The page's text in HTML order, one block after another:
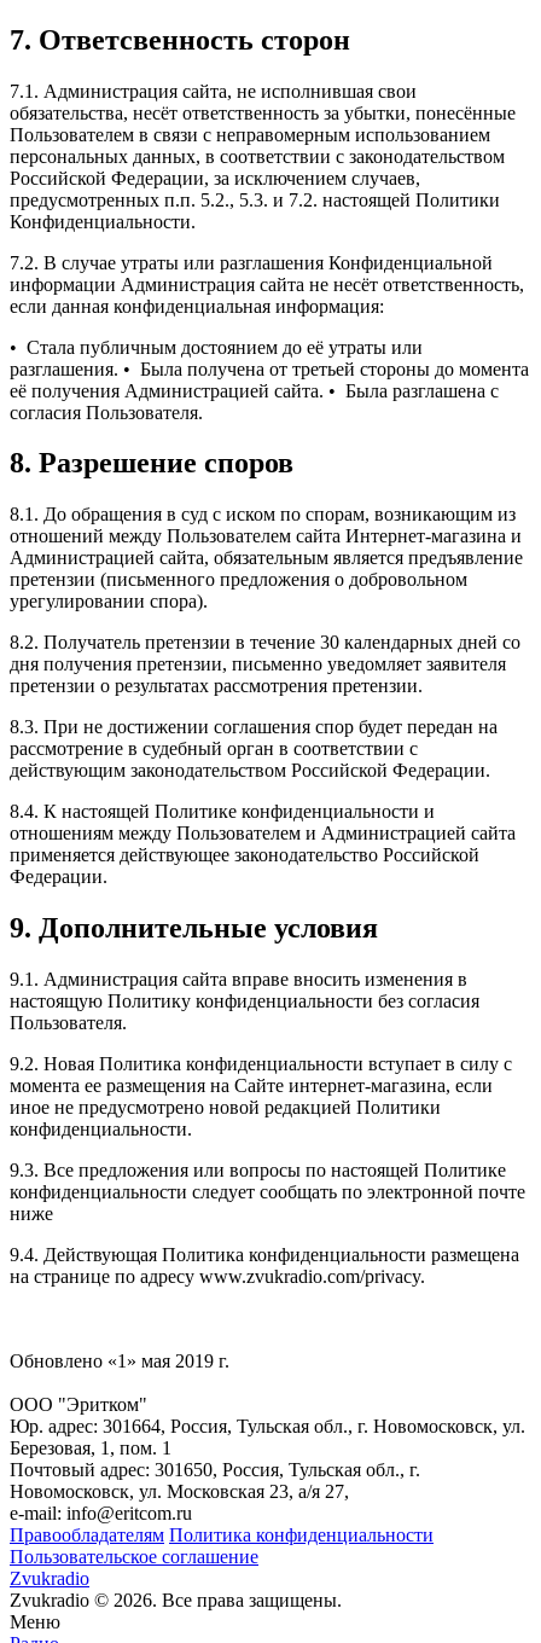
7. Ответсвенность сторон
7.1. Администрация сайта, не исполнившая свои
обязательства, несёт ответственность за убытки, понесённые
Пользователем в связи с неправомерным использованием
персональных данных, в соответствии с законодательством
Российской Федерации, за исключением случаев,
предусмотренных п.п. 5.2., 5.3. и 7.2. настоящей Политики
Конфиденциальности.
7.2. В случае утраты или разглашения Конфиденциальной
информации Администрация сайта не несёт ответственность,
если данная конфиденциальная информация:
• Стала публичным достоянием до её утраты или
разглашения. • Была получена от третьей стороны до момента
её получения Администрацией сайта. • Была разглашена с
согласия Пользователя.
8. Разрешение споров
8.1. До обращения в суд с иском по спорам, возникающим из
отношений между Пользователем сайта Интернет-магазина и
Администрацией сайта, обязательным является предъявление
претензии (письменного предложения о добровольном
урегулировании спора).
8.2. Получатель претензии в течение 30 календарных дней со
дня получения претензии, письменно уведомляет заявителя
претензии о результатах рассмотрения претензии.
8.3. При не достижении соглашения спор будет передан на
рассмотрение в судебный орган в соответствии с
действующим законодательством Российской Федерации.
8.4. К настоящей Политике конфиденциальности и
отношениям между Пользователем и Администрацией сайта
применяется действующее законодательство Российской
Федерации.
9. Дополнительные условия
9.1. Администрация сайта вправе вносить изменения в
настоящую Политику конфиденциальности без согласия
Пользователя.
9.2. Новая Политика конфиденциальности вступает в силу с
момента ее размещения на Сайте интернет-магазина, если
иное не предусмотрено новой редакцией Политики
конфиденциальности.
9.3. Все предложения или вопросы по настоящей Политике
конфиденциальности следует сообщать по электронной почте
ниже
9.4. Действующая Политика конфиденциальности размещена
на странице по адресу www.zvukradio.com/privacy.
Обновлено «1» мая 2019 г.
ООО "Эритком"
Юр. адрес: 301664, Россия, Тульская обл., г. Новомосковск, ул.
Березовая, 1, пом. 1
Почтовый адрес: 301650, Россия, Тульская обл., г.
Новомосковск, ул. Московская 23, а/я 27,
e-mail: info@eritcom.ru
Правообладателям Политика конфиденциальности
Пользовательское соглашение
Zvukradio
Zvukradio © 2026. Все права защищены.
Меню